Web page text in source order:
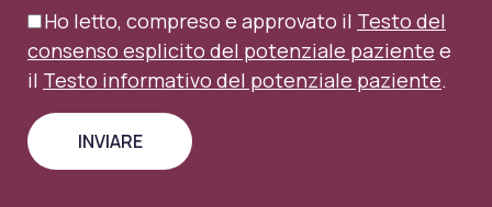
Ho letto, compreso e approvato il Testo del
consenso esplicito del potenziale paziente e
il Testo informativo del potenziale paziente.